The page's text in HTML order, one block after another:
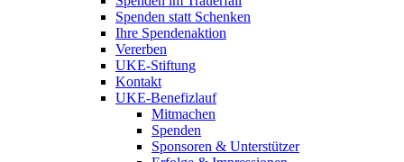
Spenden statt Schenken
Ihre Spendenaktion
Vererben
UKE-Stiftung
Kontakt
UKE-Benefizlauf
Mitmachen
Spenden
Sponsoren & Unterstützer